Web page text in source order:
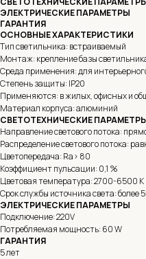
ЭЛЕКТРИЧЕСКИЕ ПАРАМЕТРЫ
ГАРАНТИЯ
ОСНОВНЫЕ ХАРАКТЕРИСТИКИ
Тип светильника: встраиваемый
Монтаж: крепление базы
Среда применения: для
Степень защиты: IP20
Применяются: в жилых, офисных и
Материал корпуса: алюминий
СВЕТОТЕХНИЧЕСКИЕ
Направление светового потока:
Распределение светового потока:
Цветопередача: Ra> 80
Коэффициент пульсации: 0,1 %
Цветовая температура: 2700-6500 K
Срок службы источника света: более
ЭЛЕКТРИЧЕСКИЕ ПАРАМЕТРЫ
Подключение: 220V
Потребляемая мощность: 60 W
ГАРАНТИЯ
5 лет